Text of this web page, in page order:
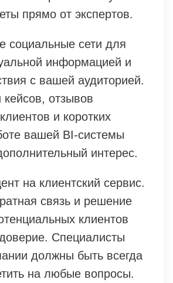
прямо от экспертов.
социальные сети для
информацией и
с вашей аудиторией.
кейсов, отзывов
и коротких
вашей BI-системы
интерес.
на клиентский сервис.
связь и решение
клиентов
Специалисты
должны быть всегда
на любые вопросы.